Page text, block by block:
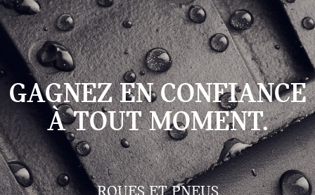
GAGNEZ EN CONFIANCE
À TOUT MOMENT.